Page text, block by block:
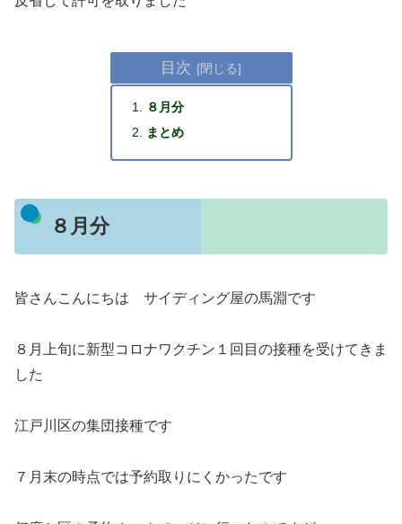
目次
８月分
まとめ
８月分
皆さんこんにちは サイディング屋の馬淵です
８月上旬に新型コロナワクチン１回目の接種を受けてきま
した
江戸川区の集団接種です
７月末の時点では予約取りにくかったです